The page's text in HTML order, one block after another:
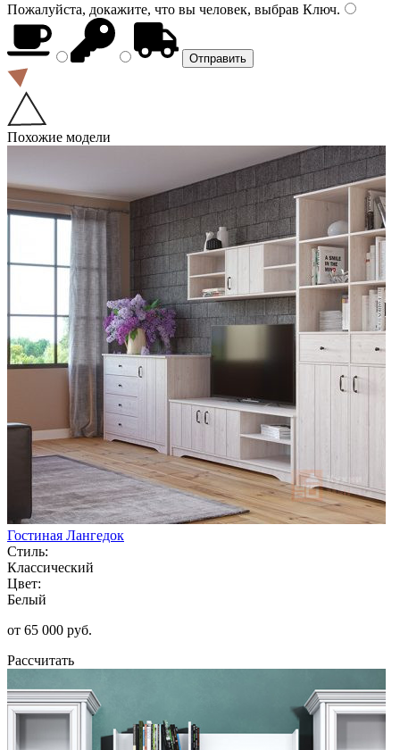
Пожалуйста, докажите, что вы человек, выбрав Ключ.
Похожие модели
Гостиная Лангедок
Стиль:
Классический
Цвет:
Белый
от 65 000 руб.
Рассчитать